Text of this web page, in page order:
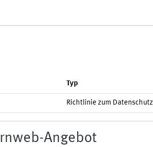
Typ
Richtlinie zum Datenschutz
Angebot